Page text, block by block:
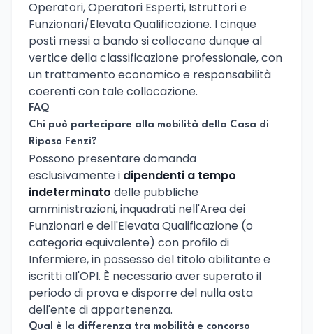
Operatori, Operatori Esperti, Istruttori e
Funzionari/Elevata Qualificazione. I cinque
posti messi a bando si collocano dunque al
vertice della classificazione professionale, con
un trattamento economico e responsabilità
coerenti con tale collocazione.
FAQ
Chi può partecipare alla mobilità della Casa di
Riposo Fenzi?
Possono presentare domanda
esclusivamente i dipendenti a tempo
indeterminato delle pubbliche
amministrazioni, inquadrati nell'Area dei
Funzionari e dell'Elevata Qualificazione (o
categoria equivalente) con profilo di
Infermiere, in possesso del titolo abilitante e
iscritti all'OPI. È necessario aver superato il
periodo di prova e disporre del nulla osta
dell'ente di appartenenza.
Qual è la differenza tra mobilità e concorso